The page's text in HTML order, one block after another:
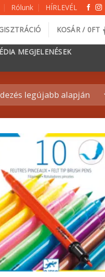
Rólunk HÍRLEVÉL
KOSÁR / 0FT
MEGJELENÉSEK